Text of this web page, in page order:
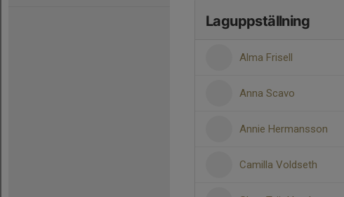
Laguppställning
Alma Frisell
Anna Scavo
Annie Hermansson
Camilla Voldseth